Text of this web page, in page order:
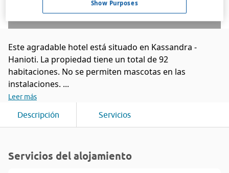
Este agradable hotel está situado en Kassandra -
Hanioti. La propiedad tiene un total de 92
habitaciones. No se permiten mascotas en las
instalaciones. ...
Leer más
Descripción Servicios
Servicios del alojamiento
Show Purposes